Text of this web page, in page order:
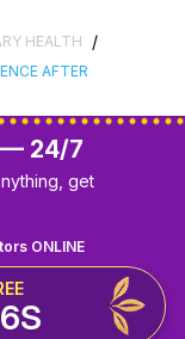
HEALTH /
AFTER
— 24/7
get
ONLINE